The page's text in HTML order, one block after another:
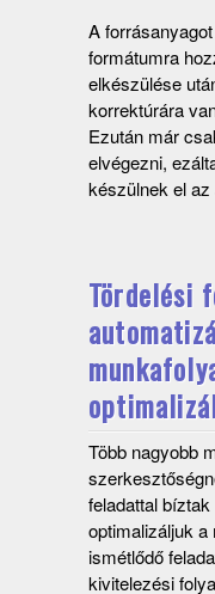
A
formátumra
elkészülése
korrektúrára
Ezután már
elvégezni,
készülnek el az
Tördelési
Több nagyobb
feladattal
optimalizáljuk
ismétlődő
kivitelezési